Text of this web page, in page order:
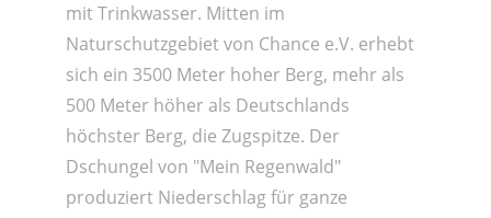
mit Trinkwasser. Mitten im
Naturschutzgebiet von Chance e.V. erhebt
sich ein 3500 Meter hoher Berg, mehr als
500 Meter höher als Deutschlands
höchster Berg, die Zugspitze. Der
Dschungel von "Mein Regenwald"
produziert Niederschlag für ganze